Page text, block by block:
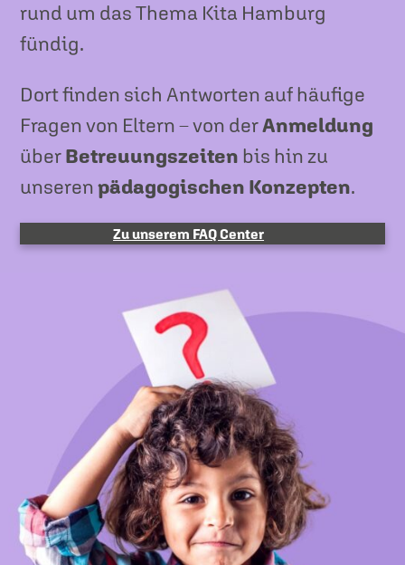
rund um das Thema Kita Hamburg
fündig.
Dort finden sich Antworten auf häufige
Fragen von Eltern – von derAnmeldung
überBetreuungszeiten bis hin zu
unserenpädagogischen Konzepten.
Zu unserem FAQ Center